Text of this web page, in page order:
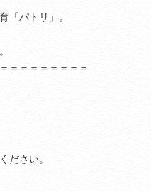
「パトリ」。
＝＝＝＝＝＝＝＝
ださい。